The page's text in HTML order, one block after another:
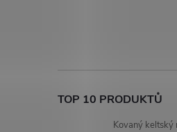
TOP 10 PRODUKTŮ
Kovaný keltský